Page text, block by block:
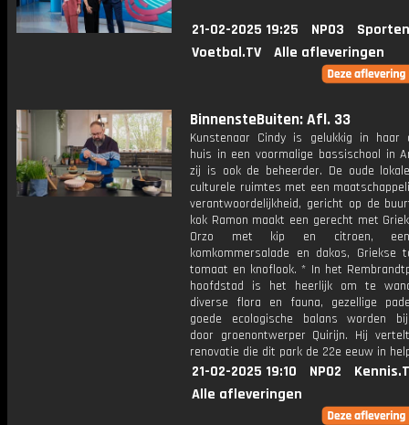
21-02-2025 19:25 NPO3
Voetbal.TV
Alle afleveringen
BinnensteBuiten: Afl. 33
Kunstenaar Cindy is gelukkig in haar
huis in een voormalige bassischool in
zij is ook de beheerder. De oude
culturele ruimtes met een
verantwoordelijkheid, gericht op de
kok Ramon maakt een gerecht met
Orzo met kip en citroen,
komkommersalade en dakos, Griekse
tomaat en knoflook. * In het
hoofdstad is het heerlijk om te
diverse flora en fauna, gezellige
goede ecologische balans worden
door groenontwerper Quirijn. Hij
renovatie die dit park de 22e eeuw in
21-02-2025 19:10 NPO2
Alle afleveringen